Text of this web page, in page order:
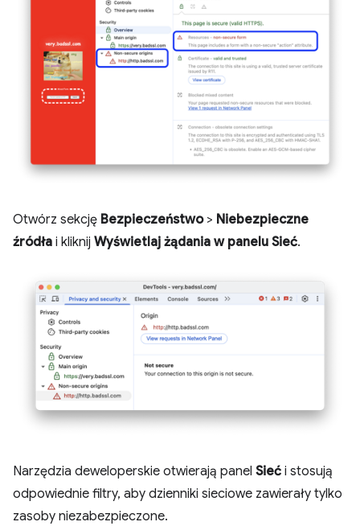
Otwórz sekcję Bezpieczeństwo> Niebezpieczne
źródła i kliknij Wyświetlaj żądania w panelu Sieć.
Narzędzia deweloperskie otwierają panel Sieć i stosują
odpowiednie filtry, aby dzienniki sieciowe zawierały tylko
zasoby niezabezpieczone.